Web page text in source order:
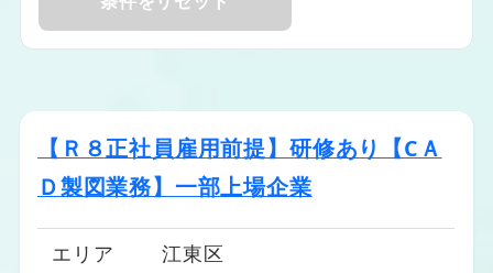
都心エリア（中央区、新宿区、渋谷区、千
代田区、港区、文京区）
23区東エリア（墨田区、江東区、足立区、
23区南エリア（品川区、目黒区、大田区、
【Ｒ８正社員雇用前提】研修あり【CＡ
Ｄ製図業務】一部上場企業
エリア
江東区